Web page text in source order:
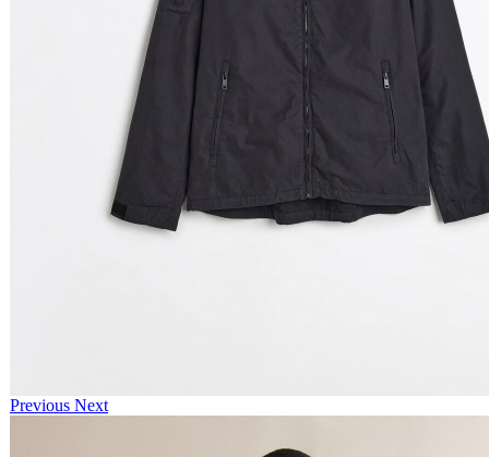
Previous Next